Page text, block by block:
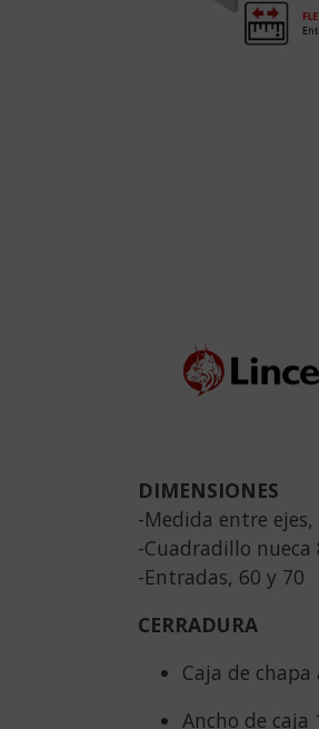
DIMENSIONES
-Medida entre
-Cuadradillo nueca
-Entradas, 60 y 70
CERRADURA
Caja de
Ancho de caja